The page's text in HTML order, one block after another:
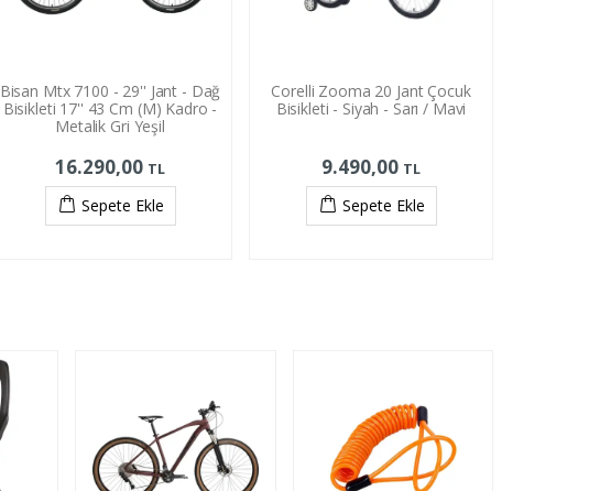
Bisan Mtx 7100 - 29'' Jant - Dağ
Bisikleti 17'' 43 Cm (M) Kadro -
Metalik Gri Yeşil
16.290,00 TL
Sepete Ekle
Corelli Zooma 20 Jant Çocuk
Bisikleti - Siyah - Sarı / Mavi
9.490,00 TL
Sepete Ekle